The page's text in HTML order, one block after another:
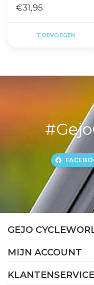
€31,95
TOEVOEGEN
GEJO
MIJN ACCOUNT
KLANTENSERVICE